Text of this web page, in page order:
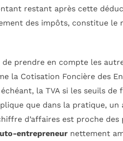
restant après cette
des impôts, constitue le
prendre en compte les
la Cotisation Foncière des
la TVA si les seuils de
que dans la pratique, un
d’affaires est proche des
entrepreneur nettement